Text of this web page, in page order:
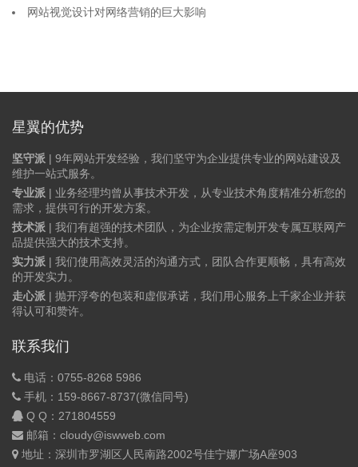
网站视觉设计对网络营销的巨大影响
星翼的优势
坚守派 | 9年网站开发经验，我们坚守为企业提供专业的网站建设及
维护一站式服务。
专业派 | 业务经理均曾从事技术开发，从专业技术角度精准分析您的
需求，提供可行的开发方案。
技术派 | 我们有超强的技术团队，为企业按需定制开发专属互联网产
品提供强大的技术支持。
实力派 | 我们使用高效灵活的沟通方式，团队合作更顺畅，具有高效
的开发实力。
走心派 | 抛开浮夸的包装和虚假承诺，我们用心服务上千家企业并获
得认可和赞许。
联系我们
电话：0755-8268 5986
手机：159-8667-8737(微信同号)
Q Q： 271804559
邮箱：cloudy@iswweb.com
地址：深圳市罗湖区人民南路2002号佳宁娜广场A座903